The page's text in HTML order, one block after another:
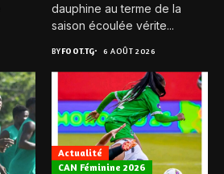
dauphine au terme de la
saison écoulée vérite...
BYFOOT.TG 6 AOÛT 2026
Actualité
CAN Féminine 2026